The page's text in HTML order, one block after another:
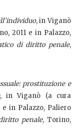
, in Viganò
2011 e in Palazzo,
di diritto penale,
prostituzione e
, in Viganò (a cura
e in Palazzo, Paliero
penale, Torino,